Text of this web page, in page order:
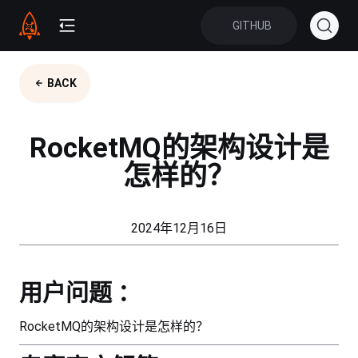
GITHUB
BACK
RocketMQ的架构设计是
怎样的？
2024年12月16日
用户问题 ：
RocketMQ的架构设计是怎样的？